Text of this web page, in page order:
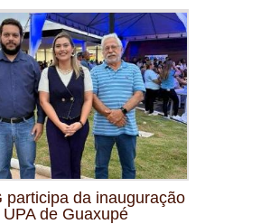
participa da inauguração
de Guaxupé